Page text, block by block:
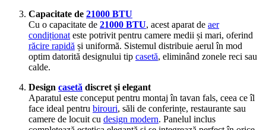
Capacitate de 21000 BTU
Cu o capacitate de 21000 BTU, acest aparat de aer
condiționat este potrivit pentru camere medii și mari, oferind
răcire rapidă și uniformă. Sistemul distribuie aerul în mod
optim datorită designului tip casetă, eliminând zonele reci sau
calde.
Design casetă discret și elegant
Aparatul este conceput pentru montaj în tavan fals, ceea ce îl
face ideal pentru birouri, săli de conferințe, restaurante sau
camere de locuit cu design modern. Panelul inclus